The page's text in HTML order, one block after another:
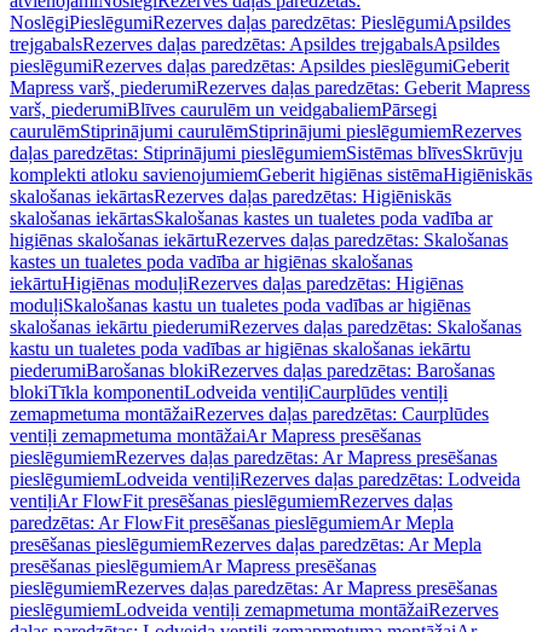
NoslēgiPieslēgumiRezerves daļas paredzētas: PieslēgumiApsildes
trejgabalsRezerves daļas paredzētas: Apsildes trejgabalsApsildes
pieslēgumiRezerves daļas paredzētas: Apsildes pieslēgumiGeberit
Mapress varš, piederumiRezerves daļas paredzētas: Geberit Mapress
varš, piederumiBlīves caurulēm un veidgabaliemPārsegi
caurulēmStiprinājumi caurulēmStiprinājumi pieslēgumiemRezerves
daļas paredzētas: Stiprinājumi pieslēgumiemSistēmas blīvesSkrūvju
komplekti atloku savienojumiemGeberit higiēnas sistēmaHigiēniskās
skalošanas iekārtasRezerves daļas paredzētas: Higiēniskās
skalošanas iekārtasSkalošanas kastes un tualetes poda vadība ar
higiēnas skalošanas iekārtuRezerves daļas paredzētas: Skalošanas
kastes un tualetes poda vadība ar higiēnas skalošanas
iekārtuHigiēnas moduļiRezerves daļas paredzētas: Higiēnas
moduļiSkalošanas kastu un tualetes poda vadības ar higiēnas
skalošanas iekārtu piederumiRezerves daļas paredzētas: Skalošanas
kastu un tualetes poda vadības ar higiēnas skalošanas iekārtu
piederumiBarošanas blokiRezerves daļas paredzētas: Barošanas
blokiTīkla komponentiLodveida ventiļiCaurplūdes ventiļi
zemapmetuma montāžaiRezerves daļas paredzētas: Caurplūdes
ventiļi zemapmetuma montāžaiAr Mapress presēšanas
pieslēgumiemRezerves daļas paredzētas: Ar Mapress presēšanas
pieslēgumiemLodveida ventiļiRezerves daļas paredzētas: Lodveida
ventiļiAr FlowFit presēšanas pieslēgumiemRezerves daļas
paredzētas: Ar FlowFit presēšanas pieslēgumiemAr Mepla
presēšanas pieslēgumiemRezerves daļas paredzētas: Ar Mepla
presēšanas pieslēgumiemAr Mapress presēšanas
pieslēgumiemRezerves daļas paredzētas: Ar Mapress presēšanas
pieslēgumiemLodveida ventiļi zemapmetuma montāžaiRezerves